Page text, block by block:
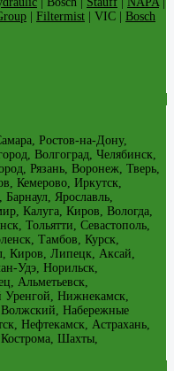
Filtermist | VIC | Bosch
Ростов-на-Дону,
Волгоград, Челябинск,
Рязань, Воронеж, Тверь,
Кемерово, Иркутск,
Ярославль,
Калуга, Киров, Вологда,
Тольятти, Севастополь,
Тамбов, Курск,
Киров, Липецк, Аксай,
Удэ, Норильск,
Альметьевск,
Нижнекамск,
Набережные
Нефтекамск, Астрахань,
Шахты,